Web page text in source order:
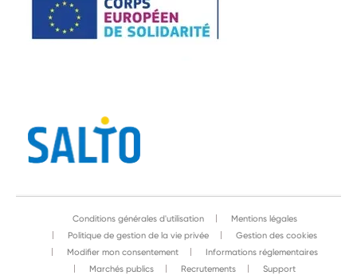
Conditions générales d'utilisation
Mentions légales
Politique de gestion de la vie privée
Gestion des cookies
Modifier mon consentement
Informations réglementaires
Marchés publics
Recrutements Support